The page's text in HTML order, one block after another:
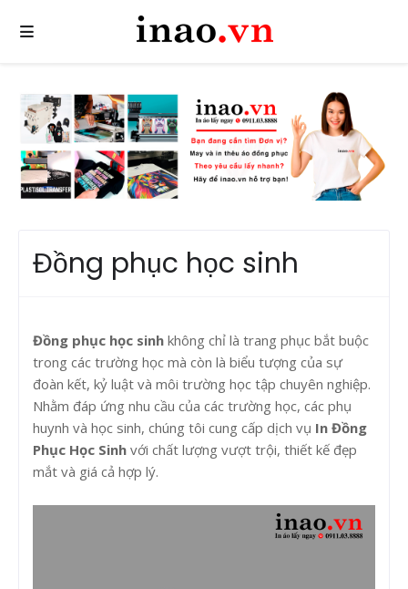
Đồng phục học sinh
Đồng phục học sinh không chỉ là trang phục bắt buộc
trong các trường học mà còn là biểu tượng của sự
đoàn kết, kỷ luật và môi trường học tập chuyên nghiệp.
Nhằm đáp ứng nhu cầu của các trường học, các phụ
huynh và học sinh, chúng tôi cung cấp dịch vụ In Đồng
Phục Học Sinh với chất lượng vượt trội, thiết kế đẹp
mắt và giá cả hợp lý.